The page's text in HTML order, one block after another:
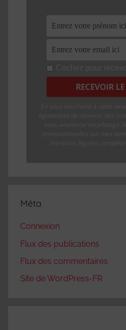
Méta
Connexion
Flux des publications
Flux des commentaires
Site de WordPress-FR